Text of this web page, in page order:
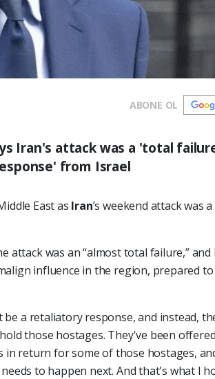
ABONE OL
Iran's attack was a 'total
from Israel
East as Iran’s weekend attack was
attack was an “almost total failure,” and
influence in the region, prepared to
a retaliatory response, and instead,
those hostages. They've been
in return for some of those hostages,
to happen next. And that's what I